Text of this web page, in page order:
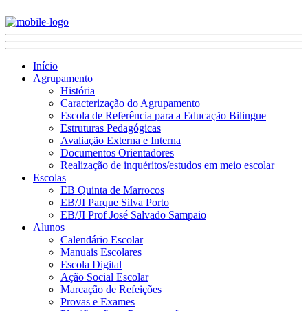
Início
Agrupamento
História
Caracterização do Agrupamento
Escola de Referência para a Educação Bilingue
Estruturas Pedagógicas
Avaliação Externa e Interna
Documentos Orientadores
Realização de inquéritos/estudos em meio escolar
Escolas
EB Quinta de Marrocos
EB/JI Parque Silva Porto
EB/JI Prof José Salvado Sampaio
Alunos
Calendário Escolar
Manuais Escolares
Escola Digital
Ação Social Escolar
Marcação de Refeições
Provas e Exames